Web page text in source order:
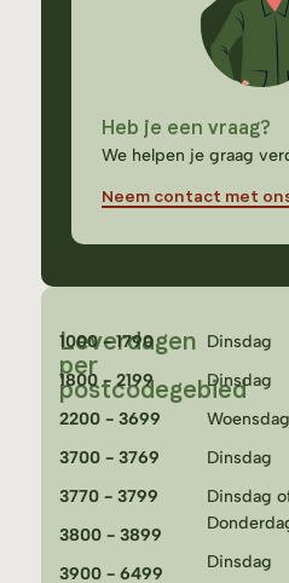
Heb je een vraag?
We helpen je graag
Neem contact met
Leverdagen
per
postcodegebied
1000 - 1790
1800 - 2199
2200 - 3699
3700 - 3769
3770 - 3799
3800 - 3899
3900 - 6499
Dinsdag
Dinsdag
Woensdag
Dinsdag
Dinsdag
Dinsdag